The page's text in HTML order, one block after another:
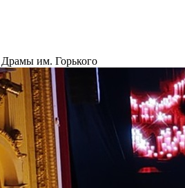
Драмы им. Горького